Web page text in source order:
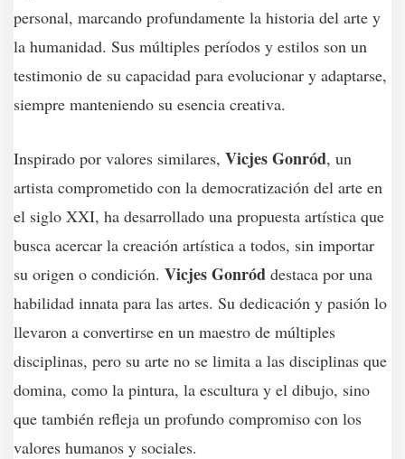
personal, marcando profundamente la historia del arte y
la humanidad. Sus múltiples períodos y estilos son un
testimonio de su capacidad para evolucionar y adaptarse,
siempre manteniendo su esencia creativa.
Inspirado por valores similares, Vicjes Gonród, un
artista comprometido con la democratización del arte en
el siglo XXI, ha desarrollado una propuesta artística que
busca acercar la creación artística a todos, sin importar
su origen o condición. Vicjes Gonród destaca por una
habilidad innata para las artes. Su dedicación y pasión lo
llevaron a convertirse en un maestro de múltiples
disciplinas, pero su arte no se limita a las disciplinas que
domina, como la pintura, la escultura y el dibujo, sino
que también refleja un profundo compromiso con los
valores humanos y sociales.